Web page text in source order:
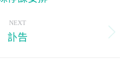
NEXT
Next
訃告